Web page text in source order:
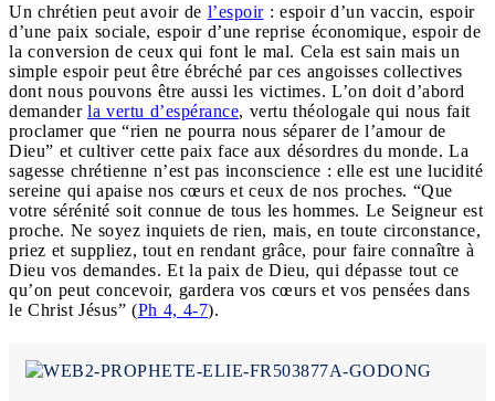
Un chrétien peut avoir de l’espoir: espoir d’un vaccin, espoir
d’une paix sociale, espoir d’une reprise économique, espoir de
la conversion de ceux qui font le mal. Cela est sain mais un
simple espoir peut être ébréché par ces angoisses collectives
dont nous pouvons être aussi les victimes. L’on doit d’abord
demander la vertu d’espérance, vertu théologale qui nous fait
proclamer que “rien ne pourra nous séparer de l’amour de
Dieu” et cultiver cette paix face aux désordres du monde. La
sagesse chrétienne n’est pas inconscience : elle est une lucidité
sereine qui apaise nos cœurs et ceux de nos proches. “Que
votre sérénité soit connue de tous les hommes. Le Seigneur est
proche. Ne soyez inquiets de rien, mais, en toute circonstance,
priez et suppliez, tout en rendant grâce, pour faire connaître à
Dieu vos demandes. Et la paix de Dieu, qui dépasse tout ce
qu’on peut concevoir, gardera vos cœurs et vos pensées dans
le Christ Jésus” (Ph 4, 4-7).